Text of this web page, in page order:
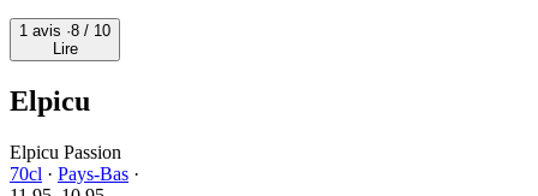
1 avis ·8 / 10
Lire
Elpicu
Elpicu Passion
70cl · Pays-Bas ·